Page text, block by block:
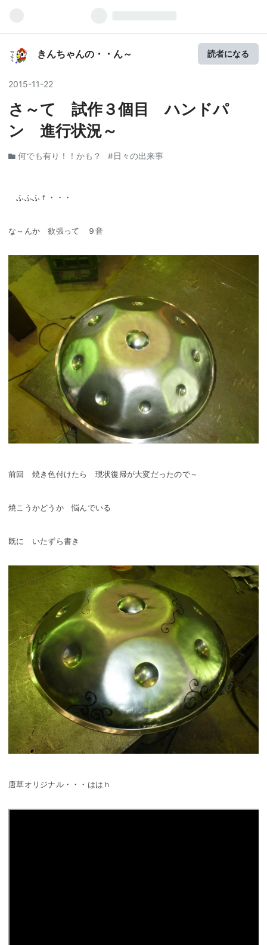
きんちゃんの・・ん～ 読者になる
2015-11-22
さ～て 試作３個目 ハンドパ
ン 進行状況～
何でも有り！！かも？ #日々の出来事
ふふふｆ・・・
な～んか 欲張って ９音
前回 焼き色付けたら 現状復帰が大変だったので～
焼こうかどうか 悩んでいる
既に いたずら書き
唐草オリジナル・・・ははｈ